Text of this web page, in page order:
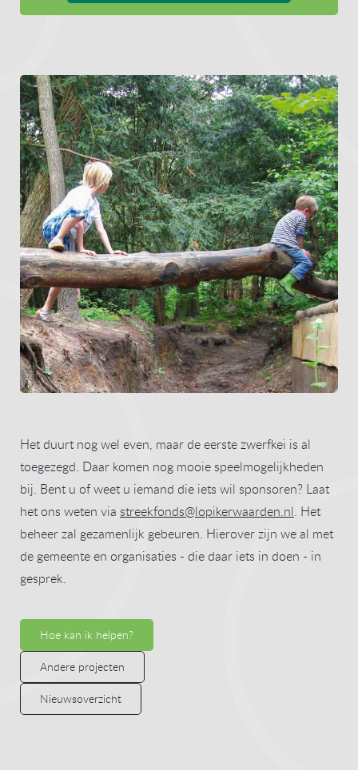
Het duurt nog wel even, maar de eerste zwerfkei is al
toegezegd. Daar komen nog mooie speelmogelijkheden
bij. Bent u of weet u iemand die iets wil sponsoren? Laat
het ons weten via streekfonds@lopikerwaarden.nl. Het
beheer zal gezamenlijk gebeuren. Hierover zijn we al met
de gemeente en organisaties - die daar iets in doen - in
gesprek.
Hoe kan ik helpen?
Andere projecten
Nieuwsoverzicht